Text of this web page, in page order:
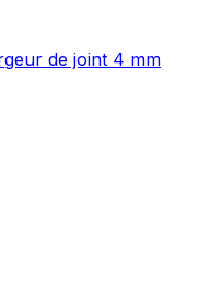
de joint 4 mm